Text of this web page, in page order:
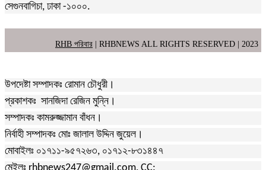
সেগুনবাগিচা, ঢাকা -১০০০.
RHB পরিবার | RHBNEWS ALL RIGHTS RESERVED | 2023
উপদেষ্টা সম্পাদকঃ রোমান চৌধুরী।
প্রকাশকঃ সানজিদা রেজিন মুন্নি।
সম্পাদকঃ কামরুজ্জামান বাঁধন।
নির্বাহী সম্পাদকঃ মোঃ জালাল উদ্দিন জুয়েল।
মোবাইলঃ ০১৭১১-৯৫৭২৬৩, ০১৭১২-৮৩১৪৪৭